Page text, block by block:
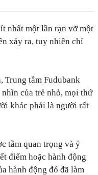
nhất một lần rạn vỡ một
xảy ra, tuy nhiên chỉ
Trung tâm Fudubank
của trẻ nhỏ, mọi thứ
khác phải là người rất
tầm quan trọng và ý
điểm hoặc hành động
hành động đó đã làm